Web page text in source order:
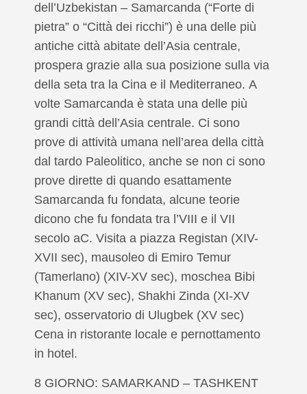
dell’Uzbekistan – Samarcanda (“Forte di
pietra” o “Città dei ricchi”) è una delle più
antiche città abitate dell’Asia centrale,
prospera grazie alla sua posizione sulla via
della seta tra la Cina e il Mediterraneo. A
volte Samarcanda è stata una delle più
grandi città dell’Asia centrale. Ci sono
prove di attività umana nell’area della città
dal tardo Paleolitico, anche se non ci sono
prove dirette di quando esattamente
Samarcanda fu fondata, alcune teorie
dicono che fu fondata tra l’VIII e il VII
secolo aC. Visita a piazza Registan (XIV-
XVII sec), mausoleo di Emiro Temur
(Tamerlano) (XIV-XV sec), moschea Bibi
Khanum (XV sec), Shakhi Zinda (XI-XV
sec), osservatorio di Ulugbek (XV sec)
Cena in ristorante locale e pernottamento
in hotel.
8 GIORNO: SAMARKAND – TASHKENT